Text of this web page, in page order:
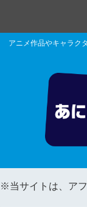
アニメ作品やキャラク
※当サイトは、ア